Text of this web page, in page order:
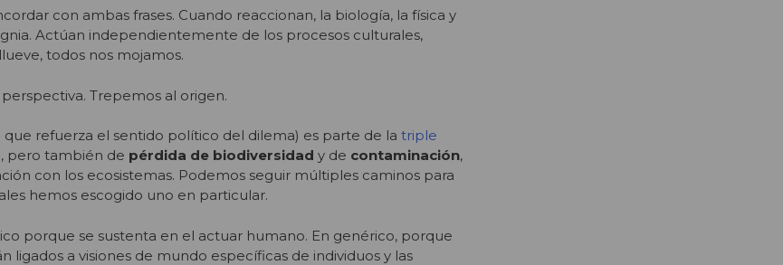
con ambas frases. Cuando reaccionan, la biología, la física y
Actúan independientemente de los procesos culturales,
todos nos mojamos.
Trepemos al origen.
que refuerza el sentido político del dilema) es parte de la triple
, pero también de pérdida de biodiversidad y de contaminación,
con los ecosistemas. Podemos seguir múltiples caminos para
hemos escogido uno en particular.
porque se sustenta en el actuar humano. En genérico, porque
ligados a visiones de mundo específicas de individuos y las